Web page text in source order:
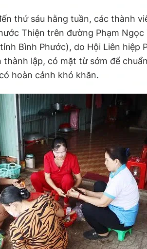
thứ sáu hằng tuần, các thành
Thiện trên đường Phạm Ngọc
Bình Phước), do Hội Liên hiệp
thành lập, có mặt từ sớm để
hoàn cảnh khó khăn.